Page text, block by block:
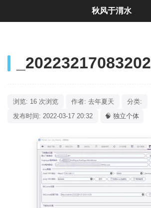
_20223217083202
浏览: 16 次浏览 作者: 去年夏天
分类:
发布时间: 2022-03-17 20:32
🧠 独立个体
秋风于渭水